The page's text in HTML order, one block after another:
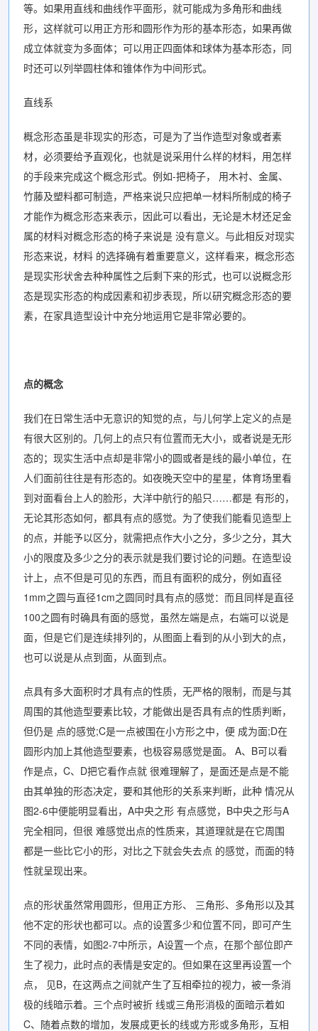
等。如果用直线和曲线作平面形，就可能成为多角形和曲线
形，这样就可以用正方形和圆形作为形的基本形态，如果再做
成立体就变为多面体；可以用正四面体和球体为基本形态，同
时还可以列举圆柱体和锥体作为中间形式。
直线系
概念形态虽是非现实的形态，可是为了当作造型对象或者素
材，必须要给予直观化，也就是说采用什么样的材料，用怎样
的手段来完成这个概念形式。例如-把椅子， 用木衬、金属、
竹藤及塑料都可制造，严格来说只应把单一材料所制成的椅子
才能作为概念形态来表示，因此可以看出，无论是木材还足金
属的材料对概念形态的椅子来说是 没有意义。与此相反对现实
形态来说，材料 的选择确有着重要意义，这样看来，概念形态
是现实形状舍去种种属性之后剩下来的形式，也可以说概念形
态是现实形态的构成因素和初步表现，所以研究概念形态的要
素，在家具造型设计中充分地运用它是非常必要的。
点的概念
我们在日常生活中无意识的知觉的点，与儿何学上定义的点是
有很大区别的。几何上的点只有位置而无大小，或者说是无形
态的；现实生活中点却是非常小的圆或者是线的最小单位，在
人们面前往往是有形态的。如夜晚天空中的星星，体育场里看
到对面看台上人的脸形，大洋中航行的船只……都是 有形的，
无论其形态如何，都具有点的感觉。为了使我们能看见造型上
的点，并能予以区分，就需把点作大小之分，多少之分，其大
小的限度及多少之分的表示就是我们要讨论的问題。在造型设
计上，点不但是可见的东西，而且有面积的成分，例如直径
1mm之圆与直径1cm之圆同时具有点的感觉：而且同样是直径
100之圆有时确具有面的感觉，虽然左端是点，右端可以说是
面，但是它们是连续排列的，从图面上看到的从小到大的点，
也可以说是从点到面，从面到点。
点具有多大面积时才具有点的性质，无严格的限制，而是与其
周围的其他造型要素比较，才能做出是否具有点的性质判断，
但仍是 点的感觉;C是一点被围在小方形之中，便 成为面;D在
圆形内加上其他造型要素，也极容易感觉是面。 A、B可以看
作是点，C、D把它看作点就 很难理解了，是面还是点是不能
由其单独的形态决定，要和其他形的关系来判断，此种 情况从
图2-6中便能明显看出，A中央之形 有点感觉，B中央之形与A
完全相同，但很 难感觉出点的性质来，其道理就是在它周围
都是一些比它小的形，对比之下就会失去点 的感觉，而面的特
性就呈现出来。
点的形状虽然常用圆形，但用正方形、 三角形、多角形以及其
他不定的形状也都可以。点的设置多少和位置不同，即可产生
不同的表情，如图2-7中所示，A设置一个点，在那个部位即产
生了视力，此时点的表情是安定的。但如果在这里再设置一个
点， 见B，在这两点之间就产生了互相牵拉的视力，被一条消
极的线暗示着。三个点时被折 线或三角形消极的面暗示着如
C、随着点数的增加，发展成更长的线或方形或多角形，互相